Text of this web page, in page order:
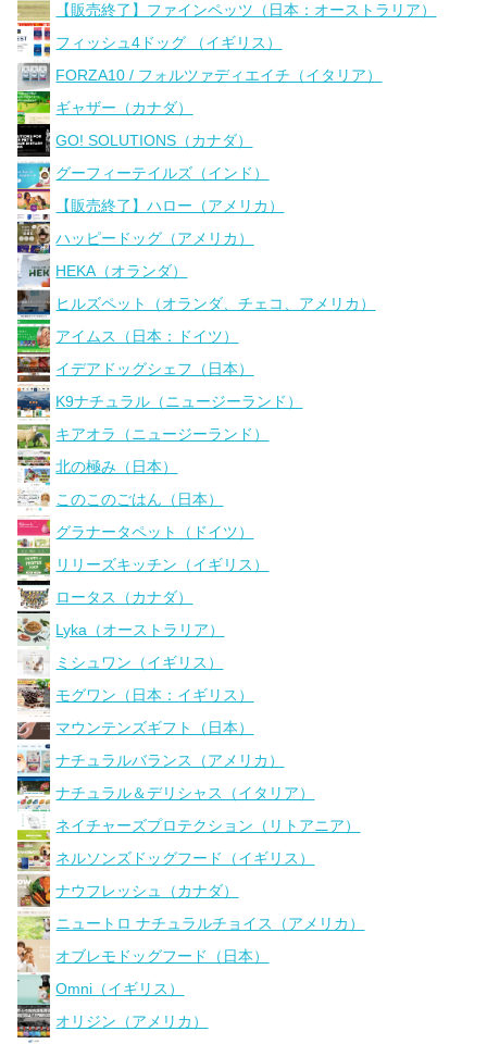
【販売終了】ファインペッツ（日本：オーストラリア）
フィッシュ4ドッグ （イギリス）
FORZA10 / フォルツァディエイチ（イタリア）
ギャザー（カナダ）
GO! SOLUTIONS（カナダ）
グーフィーテイルズ（インド）
【販売終了】ハロー（アメリカ）
ハッピードッグ（アメリカ）
HEKA（オランダ）
ヒルズペット（オランダ、チェコ、アメリカ）
アイムス（日本：ドイツ）
イデアドッグシェフ（日本）
K9ナチュラル（ニュージーランド）
キアオラ（ニュージーランド）
北の極み（日本）
このこのごはん（日本）
グラナータペット（ドイツ）
リリーズキッチン（イギリス）
ロータス（カナダ）
Lyka（オーストラリア）
ミシュワン（イギリス）
モグワン（日本：イギリス）
マウンテンズギフト（日本）
ナチュラルバランス（アメリカ）
ナチュラル＆デリシャス（イタリア）
ネイチャーズプロテクション（リトアニア）
ネルソンズドッグフード（イギリス）
ナウフレッシュ（カナダ）
ニュートロ ナチュラルチョイス（アメリカ）
オブレモドッグフード（日本）
Omni（イギリス）
オリジン（アメリカ）